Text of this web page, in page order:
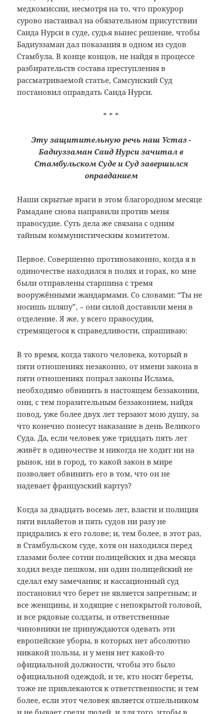
медкомиссии, несмотря на то, что прокурор
сурово настаивал на обязательном присутствии
Саида Нурси в суде, судья вынес решение, чтобы
Бадиуззаман дал показания в одном из судов
Стамбула. В конце концов, не найдя в процессе
разбирательств состава преступления в
рассматриваемой статье, Самсунский Суд
постановил оправдать Саида Нурси.
* * *
Эту защитительную речь наш Устаз ­
Бадиуззаман Саид Нурси зачитал в
Стамбульском Суде и Суд ­завершился
оправданием
Наши скрытые враги в этом благородном месяце
Рамадане снова направили против меня
правосудие. Суть дела же связана с одним
тайным коммунистическим комитетом.
Первое. Совершенно противозаконно, когда я в
одиночестве находился в полях и горах, ко мне
были отправлены старшина с тремя
вооружёнными жандармами. Со словами: “Ты не
носишь шляпу”, – они силой доставили меня в
отделение. Я же, у всего правосудия,
стремящегося к справедливости, спрашиваю:
В то время, когда такого человека, который в
пяти отношениях незаконно, от имени закона в
пяти отношениях попрал законы Ислама,
необходимо обвинить в настоящем беззаконии,
они, с тем поразительным беззаконием, найдя
повод, уже более двух лет терзают мою душу, за
что конечно понесут наказание в день Великого
Суда. Да, если человек уже тридцать пять лет
живёт в одиночестве и никогда не ходит ни на
рынок, ни в город, то какой закон в мире
позволяет обвинить его в том, что он не
надевает французский картуз?
Когда за двадцать восемь лет, власти и полиция
пяти вилайетов и пять судов ни разу не
придрались к его голове; и, тем более, в этот раз,
в Стамбульском суде, хотя он находился перед
глазами более сотни полицейских и два месяца
ходил везде пешком, ни один полицейский не
сделал ему замечания; и кассационный суд
постановил что берет не является запретным; и
все женщины, и ходящие с непокрытой головой,
и все рядовые солдаты, и ответственные
чиновники не принуждаются одевать эти
европейские уборы, в которых нет абсолютно
никакой пользы, и у меня нет какой-то
официальной должности, чтобы это было
официальной одеждой, и те, кто носят береты,
тоже не привлекаются к ответственности; и тем
более, если этот человек является отшельником